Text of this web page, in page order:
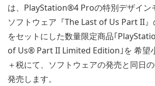
は、PlayStation®4 Proの特別デザイン
ソフトウェア『The Last of Us Part II
をセットにした数量限定商品｢
of Us® Part II Limited Edition｣を 希望
＋税にて、ソフトウェアの発売と同日
発売します。